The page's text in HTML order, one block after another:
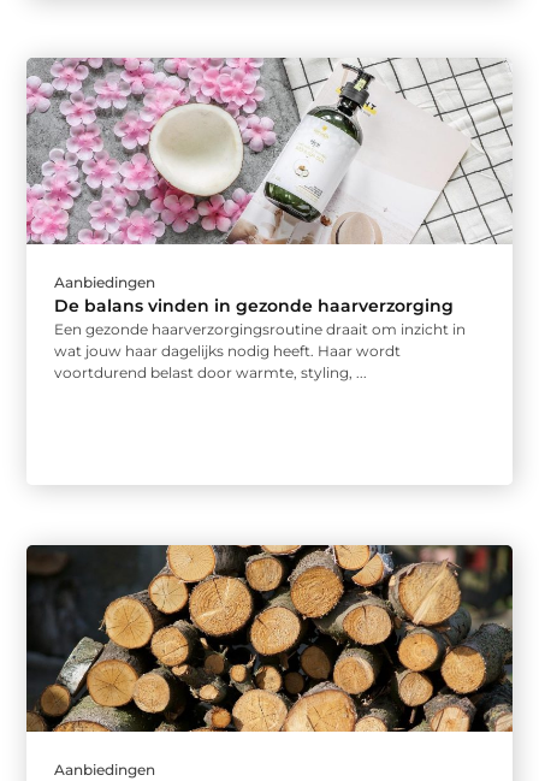
Aanbiedingen
De balans vinden in gezonde haarverzorging
Een gezonde haarverzorgingsroutine draait om inzicht in
wat jouw haar dagelijks nodig heeft. Haar wordt
voortdurend belast door warmte, styling, ...
Aanbiedingen